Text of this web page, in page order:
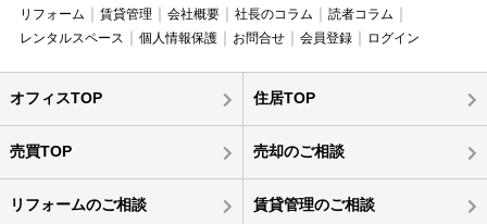
リフォーム
賃貸管理 会社概要 社長のコラム
読者コラム
レンタルスペース
個人情報保護 お問合せ 会員登録 ログイン
オフィスTOP 住居TOP
売買TOP 売却のご相談
リフォームのご相談 賃貸管理のご相談